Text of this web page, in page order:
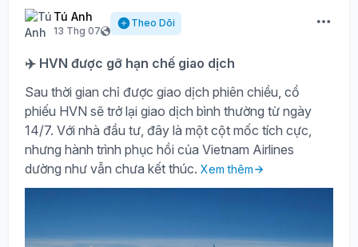
Tú Anh
13 Thg 07
Theo Dõi
✈️ HVN được gỡ hạn chế giao dịch
Sau thời gian chỉ được giao dịch phiên chiều, cổ
phiếu HVN sẽ trở lại giao dịch bình thường từ ngày
14/7. Với nhà đầu tư, đây là một cột mốc tích cực,
nhưng hành trình phục hồi của Vietnam Airlines
dường như vẫn chưa kết thúc. Xem thêm